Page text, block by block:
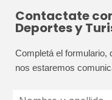
Contactate
Deportes y
Completá el formulario,
nos estaremos